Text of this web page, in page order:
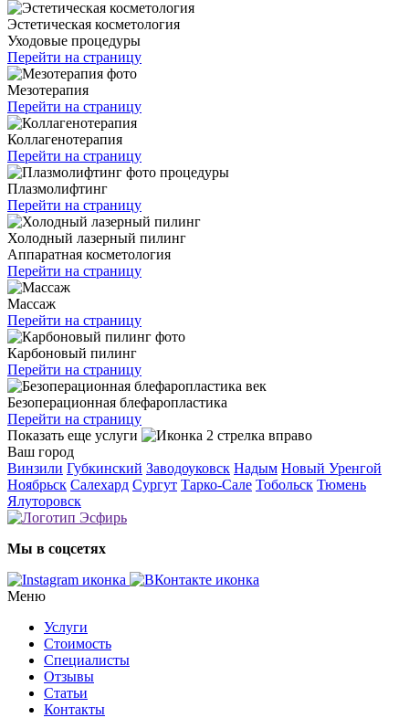
Эстетическая косметология
Уходовые процедуры
Перейти на страницу
Мезотерапия
Перейти на страницу
Коллагенотерапия
Перейти на страницу
Плазмолифтинг
Перейти на страницу
Холодный лазерный пилинг
Аппаратная косметология
Перейти на страницу
Массаж
Перейти на страницу
Карбоновый пилинг
Перейти на страницу
Безоперационная блефаропластика
Перейти на страницу
Показать еще услуги
Ваш город
Винзили Губкинский Заводоуковск Надым Новый Уренгой
Ноябрьск Салехард Сургут Тарко-Сале Тобольск Тюмень
Ялуторовск
Мы в соцсетях
Меню
Услуги
Стоимость
Специалисты
Отзывы
Статьи
Контакты